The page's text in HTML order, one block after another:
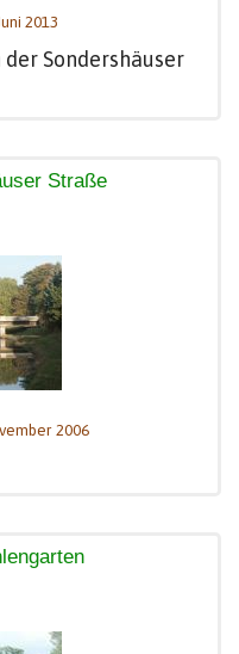
2013
Sondershäuser
Straße
2006